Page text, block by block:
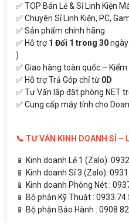
✅ TOP Bán Lẻ & Sỉ Linh Kiện
✅ Chuyên Sỉ Linh Kiện, PC,
✅ Sản phẩm chính hãng
✅ Hỗ trợ1 Đổi 1 trong 30
)
✅ Giao hàng toàn quốc –
✅ Hỗ trợ Trả Góp chỉ từ 0D
✅ Tư Vấn lắp đặt phòng NET
✅ Cung cấp máy tính cho
📞 TƯ VẤN KINH DOANH SỈ –
📱 Kinh doanh Lẻ 1 (Zalo):
📱 Kinh doanh Sỉ 3 (Zalo):
📱 Kinh doanh Phòng Nét :
📱 Bộ phận Kỹ Thuật :
📱 Bộ phận Bảo Hành :